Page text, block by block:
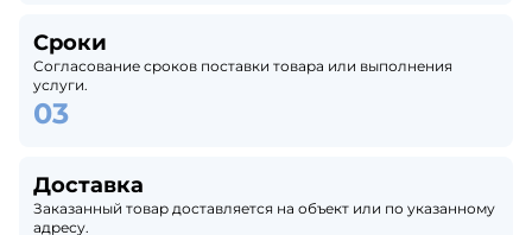
Сроки
Согласование сроков поставки товара или выполнения
услуги.
Доставка
Заказанный товар доставляется на объект или по указанному
адресу.